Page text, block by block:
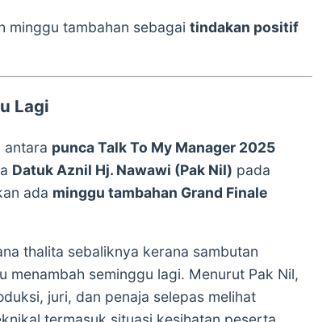
minggu tambahan sebagai tindakan positif
Lagi
antara punca Talk To My Manager 2025
Datuk Aznil Hj. Nawawi (Pak Nil) pada
ada minggu tambahan Grand Finale
thalita sebaliknya kerana sambutan
seminggu lagi. Menurut Pak Nil,
juri, dan penaja selepas melihat